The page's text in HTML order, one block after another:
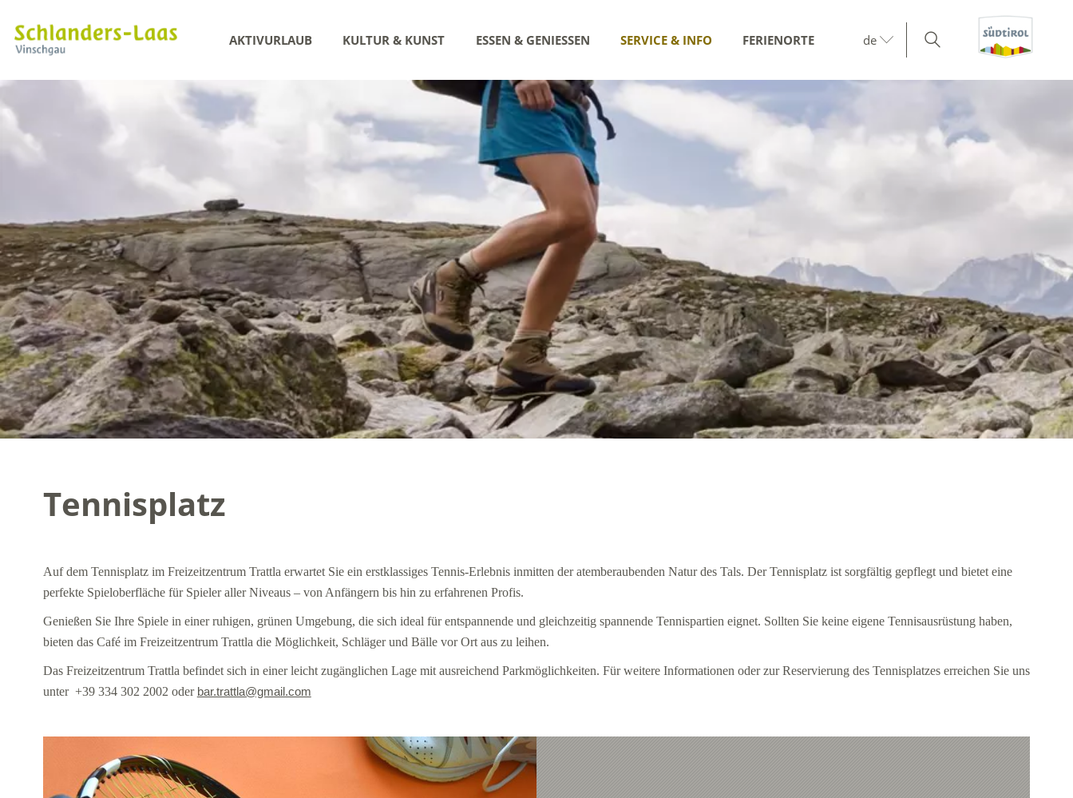
AKTIVURLAUB KULTUR & KUNST ESSEN & GENIESSEN SERVICE & INFO FERIENORTE de
Tennisplatz
Auf dem Tennisplatz im Freizeitzentrum Trattla erwartet Sie ein erstklassiges Tennis-Erlebnis inmitten der atemberaubenden Natur des Tals. Der Tennisplatz ist sorgfältig gepflegt und bietet eine
perfekte Spieloberfläche für Spieler aller Niveaus – von Anfängern bis hin zu erfahrenen Profis.
Genießen Sie Ihre Spiele in einer ruhigen, grünen Umgebung, die sich ideal für entspannende und gleichzeitig spannende Tennispartien eignet. Sollten Sie keine eigene Tennisausrüstung haben,
bieten das Café im Freizeitzentrum Trattla die Möglichkeit, Schläger und Bälle vor Ort aus zu leihen.
Das Freizeitzentrum Trattla befindet sich in einer leicht zugänglichen Lage mit ausreichend Parkmöglichkeiten. Für weitere Informationen oder zur Reservierung des Tennisplatzes erreichen Sie uns
unter +39 334 302 2002 oder bar.trattla@gmail.com